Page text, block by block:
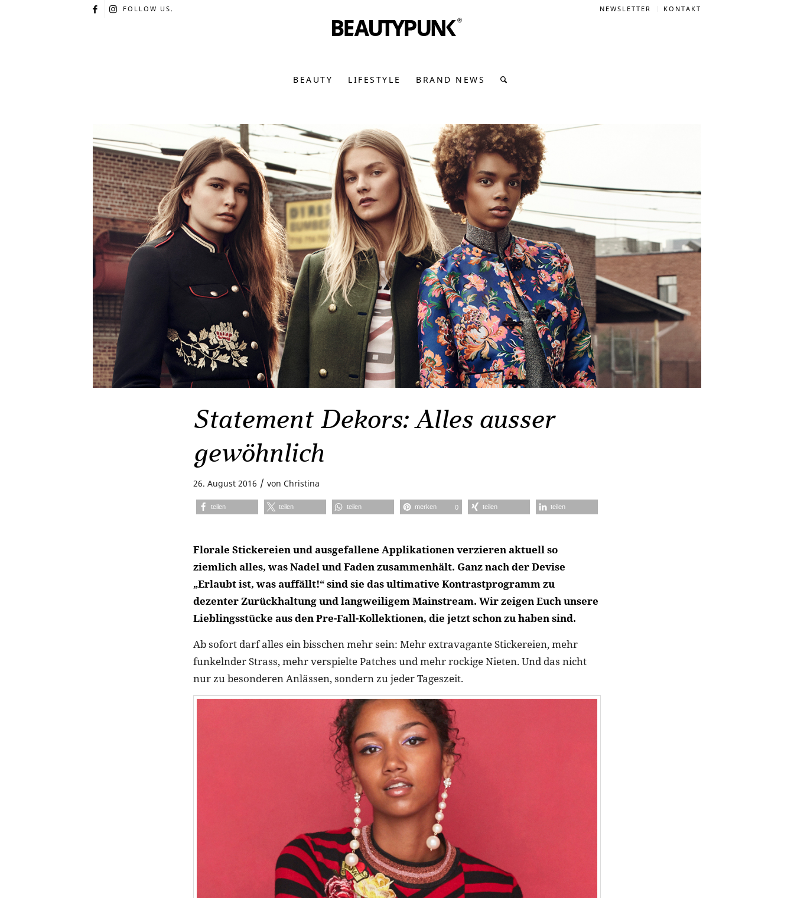
NEWSLETTER KONTAKT
FOLLOW US.
BEAUTY LIFESTYLE BRAND NEWS
Statement Dekors: Alles ausser
gewöhnlich
26. August 2016 / von Christina
teilen teilen teilen merken 0 teilen teilen
Florale Stickereien und ausgefallene Applikationen verzieren aktuell so
ziemlich alles, was Nadel und Faden zusammenhält. Ganz nach der Devise
„Erlaubt ist, was auffällt!“ sind sie das ultimative Kontrastprogramm zu
dezenter Zurückhaltung und langweiligem Mainstream. Wir zeigen Euch unsere
Lieblingsstücke aus den Pre-Fall-Kollektionen, die jetzt schon zu haben sind.
Ab sofort darf alles ein bisschen mehr sein: Mehr extravagante Stickereien, mehr
funkelnder Strass, mehr verspielte Patches und mehr rockige Nieten. Und das nicht
nur zu besonderen Anlässen, sondern zu jeder Tageszeit.